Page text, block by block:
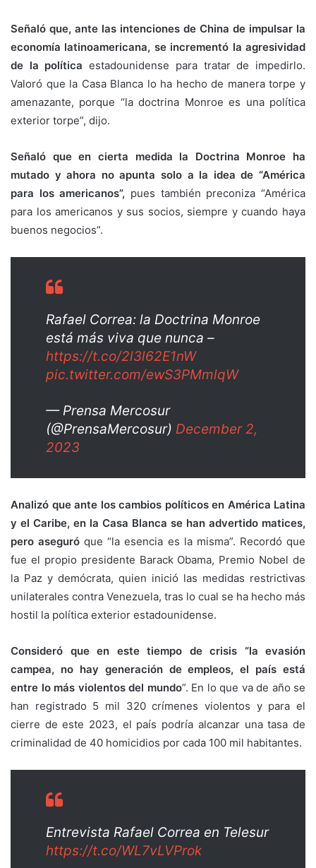
Señaló que, ante las intenciones de China de impulsar la
economía latinoamericana, se incrementó la agresividad
de la política estadounidense para tratar de impedirlo.
Valoró que la Casa Blanca lo ha hecho de manera torpe y
amenazante, porque “la doctrina Monroe es una política
exterior torpe”, dijo.
Señaló que en cierta medida la Doctrina Monroe ha
mutado y ahora no apunta solo a la idea de “América
para los americanos”, pues también preconiza “América
para los americanos y sus socios, siempre y cuando haya
buenos negocios”.
Rafael Correa: la Doctrina Monroe
está más viva que nunca –
https://t.co/2l3l62E1nW
pic.twitter.com/ewS3PMmlqW
— Prensa Mercosur
(@PrensaMercosur) December 2,
2023
Analizó que ante los cambios políticos en América Latina
y el Caribe, en la Casa Blanca se han advertido matices,
pero aseguró que “la esencia es la misma”. Recordó que
fue el propio presidente Barack Obama, Premio Nobel de
la Paz y demócrata, quien inició las medidas restrictivas
unilaterales contra Venezuela, tras lo cual se ha hecho más
hostil la política exterior estadounidense.
Consideró que en este tiempo de crisis “la evasión
campea, no hay generación de empleos, el país está
entre lo más violentos del mundo”. En lo que va de año se
han registrado 5 mil 320 crímenes violentos y para el
cierre de este 2023, el país podría alcanzar una tasa de
criminalidad de 40 homicidios por cada 100 mil habitantes.
Entrevista Rafael Correa en Telesur
https://t.co/WL7vLVProk